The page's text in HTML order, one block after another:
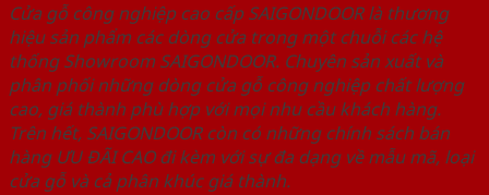
Cửa gỗ công nghiệp cao cấp SAIGONDOOR là thương
hiệu sản phẩm các dòng cửa trong một chuỗi các hệ
thống Showroom SAIGONDOOR. Chuyên sản xuất và
phân phối những dòng cửa gỗ công nghiệp chất lượng
cao, giá thành phù hợp với mọi nhu cầu khách hàng.
Trên hết, SAIGONDOOR còn có những chính sách bán
hàng ƯU ĐÃI CAO đi kèm với sự đa dạng về mẫu mã, loại
cửa gỗ và cả phân khúc giá thành.